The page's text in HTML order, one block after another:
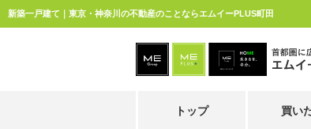
新築一戸建て｜東京・神奈川の不動産のことならエムイーPLUS町田
トップ 買い